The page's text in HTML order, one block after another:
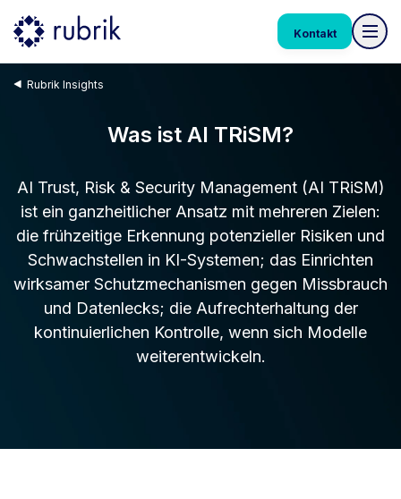
Kontakt
Rubrik Insights
Was ist AI TRiSM?
AI Trust, Risk & Security Management (AI TRiSM)
ist ein ganzheitlicher Ansatz mit mehreren Zielen:
die frühzeitige Erkennung potenzieller Risiken und
Schwachstellen in KI-Systemen; das Einrichten
wirksamer Schutzmechanismen gegen Missbrauch
und Datenlecks; die Aufrechterhaltung der
kontinuierlichen Kontrolle, wenn sich Modelle
weiterentwickeln.